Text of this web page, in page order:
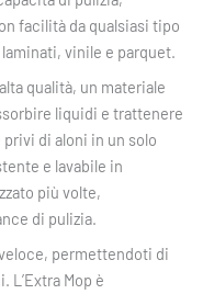
facilità da qualsiasi tipo
vinile e parquet.
qualità, un materiale
liquidi e trattenere
di aloni in un solo
e lavabile in
più volte,
di pulizia.
permettendoti di
Mop è